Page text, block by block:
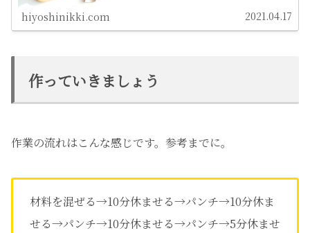
hiyoshinikki.com 2021.04.17
作っていきましょう
作業の流れはこんな感じです。参考までに。
材料を混ぜる→10分休ませる→パンチ→10分休ま
せる→パンチ→10分休ませる→パンチ→5分休ませ